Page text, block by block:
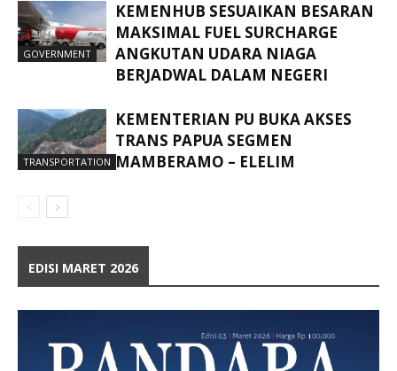
GOVERNMENT
KEMENHUB SESUAIKAN BESARAN
MAKSIMAL FUEL SURCHARGE
ANGKUTAN UDARA NIAGA
BERJADWAL DALAM NEGERI
TRANSPORTATION
KEMENTERIAN PU BUKA AKSES
TRANS PAPUA SEGMEN
MAMBERAMO – ELELIM
EDISI MARET 2026